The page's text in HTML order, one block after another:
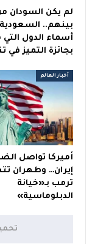
لم يكن السودان
بينهم..
أسماء الدول التي
بجائزة التميز في
أخبار العالم
أميركا تواصل
إيران… وطهران
ترمب بـ«خيانة
⁠الدبلوماسية»